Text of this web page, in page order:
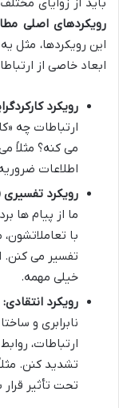
رویکردهای اصلی
این رویکردها،
ابعاد خاصی از
رویکرد
ارتباطات چه
می کنه؟ مثلاً
اطلاعات
رویکرد
ما از پیام ها
با
تفسیر می کنن.
خیلی مهمه.
رویکرد انتقادی:
نابرابری و
ارتباطات،
تشدید کنن.
تحت تأثیر